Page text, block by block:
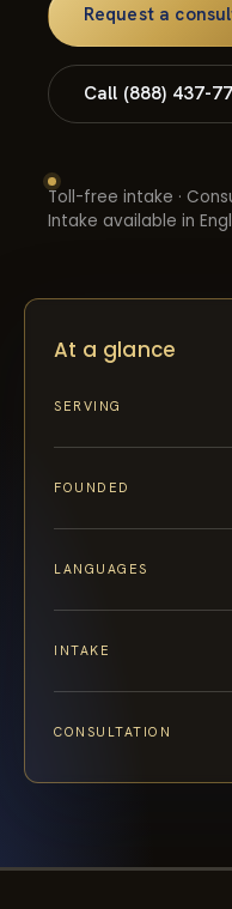
Request a
Call (888) 437-
Toll-free intake ·
Intake available in
At a glance
SERVING
FOUNDED
LANGUAGES
INTAKE
CONSULTATION